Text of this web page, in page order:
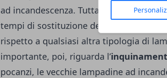
ad incandescenza. Tuttavia, avendo vita
tempi di sostituzione decisamente più
rispetto a qualsiasi altra tipologia di
importante, poi, riguarda l’
pocanzi, le vecchie lampadine ad